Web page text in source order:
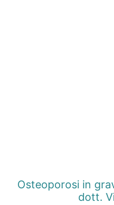
Osteoporosi in
dott.